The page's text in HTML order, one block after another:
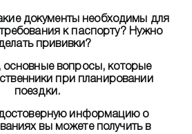
документы необходимы для
к паспорту? Нужно
прививки?
основные вопросы, которые
при планировании
поездки.
информацию о
вы можете получить в